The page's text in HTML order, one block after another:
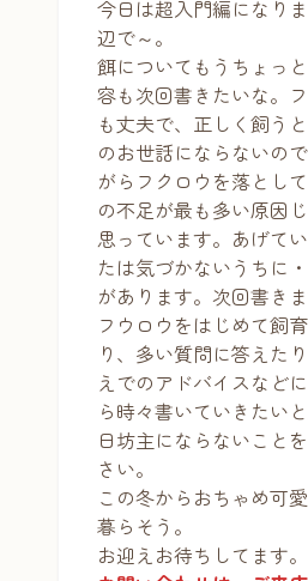
今日は超入門編になり
辺で～。
餌についてもうちょっ
容も次回書きたいな。
も丈夫で、正しく飼う
のお世話にならないの
がらフクロウを落とし
の不足が最も多い原因
思っています。あげて
たは気づかないうちに
があります。次回書きま
フウロウをはじめて飼
り、多い質問に答えた
えでのアドバイスなど
ら時々書いていきたい
日坊主にならないこと
さい。
この冬からおちゃめ可
暮らそう。
お迎えお待ちしてます。